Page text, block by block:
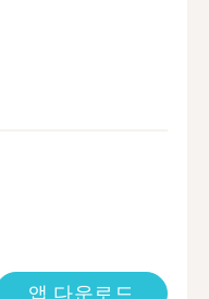
앱 다운로드